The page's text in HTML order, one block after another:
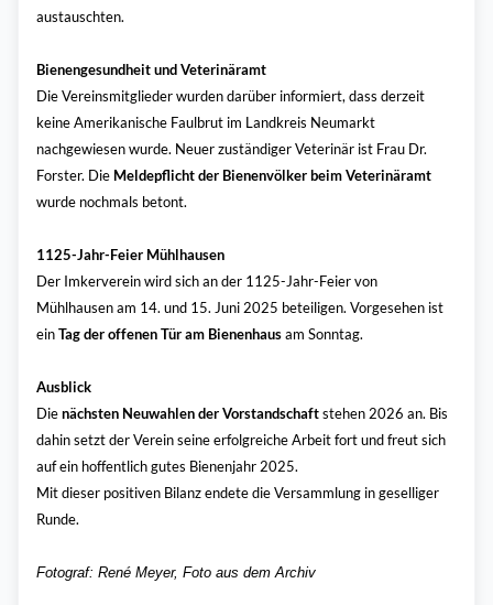
austauschten.
Bienengesundheit und Veterinäramt
Die Vereinsmitglieder wurden darüber informiert, dass derzeit
keine Amerikanische Faulbrut im Landkreis Neumarkt
nachgewiesen wurde. Neuer zuständiger Veterinär ist Frau Dr.
Forster. Die Meldepflicht der Bienenvölker beim Veterinäramt
wurde nochmals betont.
1125-Jahr-Feier Mühlhausen
Der Imkerverein wird sich an der 1125-Jahr-Feier von
Mühlhausen am 14. und 15. Juni 2025 beteiligen. Vorgesehen ist
einTag der offenen Tür am Bienenhausam Sonntag.
Ausblick
Dienächsten Neuwahlen der Vorstandschaftstehen 2026 an. Bis
dahin setzt der Verein seine erfolgreiche Arbeit fort und freut sich
auf ein hoffentlich gutes Bienenjahr 2025.
Mit dieser positiven Bilanz endete die Versammlung in geselliger
Runde.
Fotograf: René Meyer, Foto aus dem Archiv